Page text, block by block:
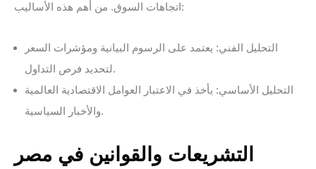
اتجاهات السوق. من أهم هذه الأساليب:
التحليل الفني: يعتمد على الرسوم البيانية ومؤشرات السعر
لتحديد فرص التداول.
التحليل الأساسي: يأخذ في الاعتبار العوامل الاقتصادية العالمية
والأخبار السياسية.
التشريعات والقوانين في مصر